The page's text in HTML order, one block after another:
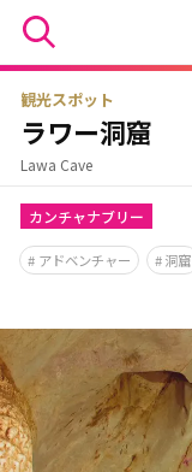
観光スポット
ラワー洞窟
Lawa Cave
カンチャナブリー
アドベンチャー 洞窟